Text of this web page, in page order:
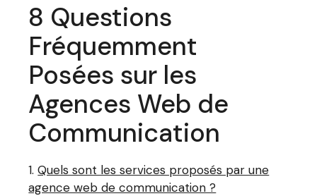
8 Questions
Fréquemment
Posées sur les
Agences Web de
Communication
Quels sont les services proposés par une
agence web de communication ?